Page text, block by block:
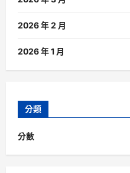
2026 年 2 月
2026 年 1 月
分類
分數